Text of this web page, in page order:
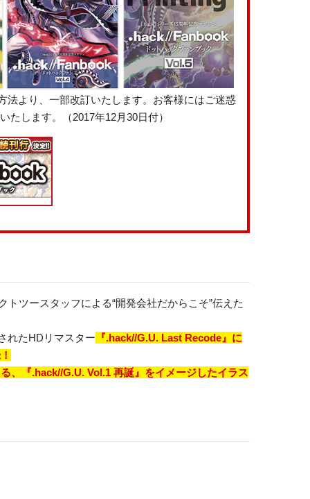
法より、一部改訂いたします。お客様にはご迷惑
します。（2017年12月30日付）
ツースタッフによる“開発会社だからこそ”伝えた
れたHDリマスター 『.hack//G.U. Last Recode』に
、『.hack//G.U. Vol.1 再誕』をイメージしたイラス